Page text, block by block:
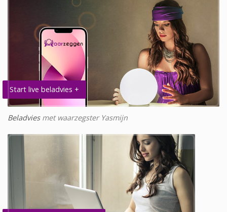
Start live beladvies +
Beladviesmet waarzegster Yasmijn